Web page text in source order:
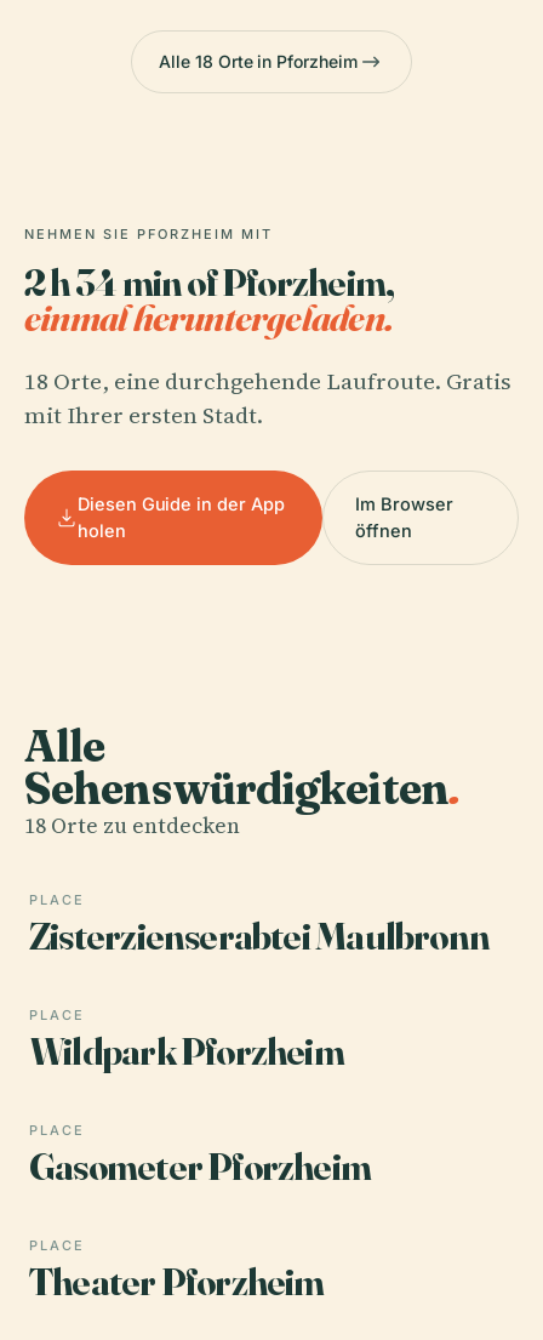
Alle 18 Orte in Pforzheim
NEHMEN SIE PFORZHEIM MIT
2 h 34 min of Pforzheim,
einmal heruntergeladen.
18 Orte, eine durchgehende Laufroute. Gratis
mit Ihrer ersten Stadt.
Diesen Guide in der App
holen
Im Browser
öffnen
Alle
Sehenswürdigkeiten.
18 Orte zu entdecken
PLACE
Zisterzienserabtei Maulbronn
PLACE
Wildpark Pforzheim
PLACE
Gasometer Pforzheim
PLACE
Theater Pforzheim